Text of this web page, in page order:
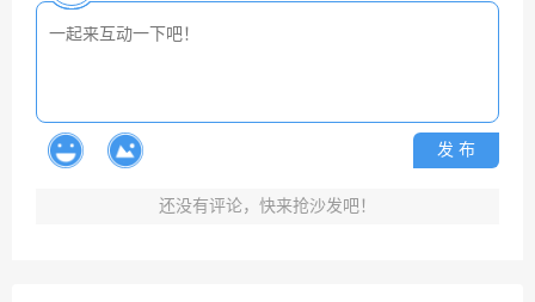
发 布
还没有评论，快来抢沙发吧！